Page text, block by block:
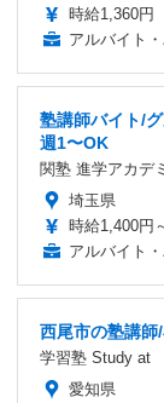
時給1,360円
アルバイト
塾講師バイト/
週1〜OK
関塾 進学アカデ
埼玉県
時給1,400円
アルバイト
西尾市の塾講
学習塾 Study at
愛知県